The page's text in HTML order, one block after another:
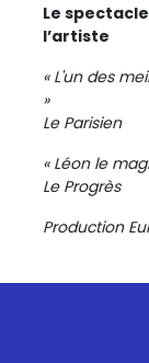
Le
l’artiste
« L'un des
»
Le Parisien
« Léon le
Le Progrès
Production